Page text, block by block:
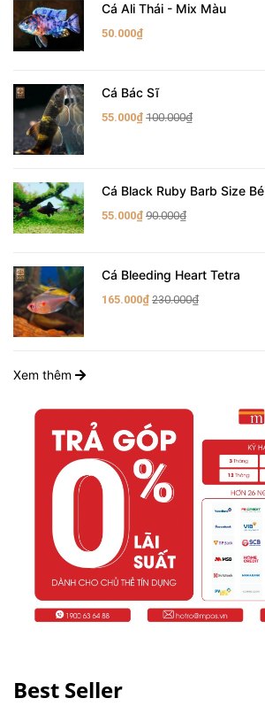
Cá Ali Thái - Mix Màu
50.000₫
Cá Bác Sĩ
55.000₫ 100.000₫
Cá Black Ruby Barb Size Bé
55.000₫ 90.000₫
Cá Bleeding Heart Tetra
165.000₫ 230.000₫
Xem thêm
Best Seller